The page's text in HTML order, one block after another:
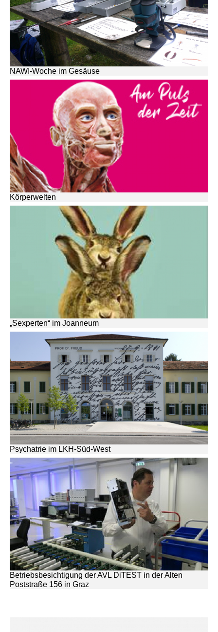
NAWI-Woche im Gesäuse
Körperwelten
„Sexperten“ im Joanneum
Psychatrie im LKH-Süd-West
Betriebsbesichtigung der AVL DiTEST in der Alten
Poststraße 156 in Graz